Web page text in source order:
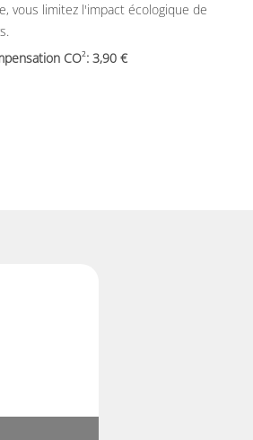
vous limitez l'impact écologique de
CO2: 3,90